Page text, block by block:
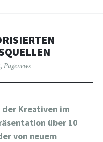
, Pagenews
Kreativen im
über 10
von neuem